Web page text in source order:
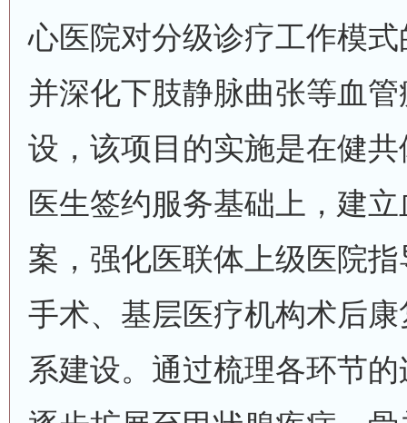
心医院对分级诊疗工作模
并深化下肢静脉曲张等血
设，该项目的实施是在健
医生签约服务基础上，建
案，强化医联体上级医院
手术、基层医疗机构术后
系建设。通过梳理各环节